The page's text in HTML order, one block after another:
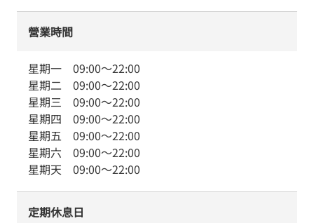
營業時間
星期一 09:00～22:00
星期二 09:00～22:00
星期三 09:00～22:00
星期四 09:00～22:00
星期五 09:00～22:00
星期六 09:00～22:00
星期天 09:00～22:00
定期休息日